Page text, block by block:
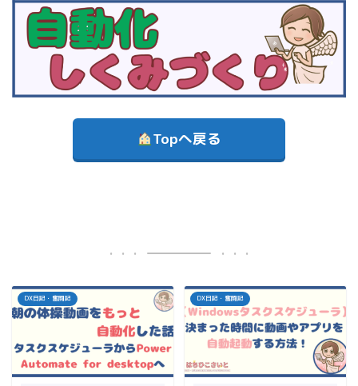
Topへ戻る
DX日記・奮闘記 DX日記・奮闘記